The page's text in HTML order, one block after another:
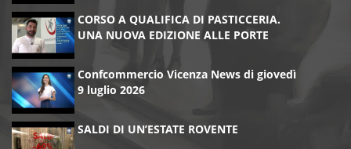
CORSO A QUALIFICA DI PASTICCERIA.
UNA NUOVA EDIZIONE ALLE PORTE
Confcommercio Vicenza News di giovedì
9 luglio 2026
SALDI DI UN’ESTATE ROVENTE